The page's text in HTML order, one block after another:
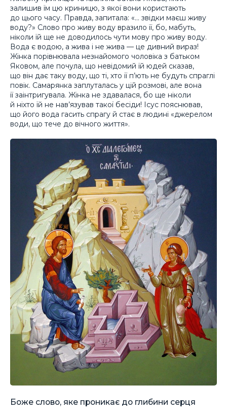
залишив їм цю криницю, з якої вони користають
до цього часу. Правда, запитала: «… звідки маєш живу
воду?» Слово про живу воду вразило її, бо, мабуть,
ніколи їй ще не доводилось чути мову про живу воду.
Вода є водою, а жива і не жива — це дивний вираз!
Жінка порівнювала незнайомого чоловіка з батьком
Яковом, але почула, що невідомий їй юдей сказав,
що він дає таку воду, що ті, хто її п’ють не будуть спраглі
повік. Самарянка заплуталась у цій розмові, але вона
її заінтригувала. Жінка не здавалася, бо ще ніколи
й ніхто їй не нав’язував такої бесіди! Ісус пояснював,
що його вода гасить спрагу й стає в людині «джерелом
води, що тече до вічного життя».
Боже слово, яке проникає до глибини серця